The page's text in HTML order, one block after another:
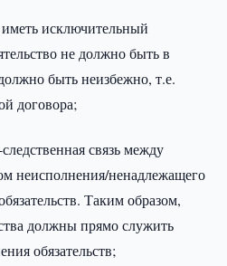
исключительный
не должно быть в
быть неизбежно, т.е.
договора;
связь между
неисполнения/ненадлежащего
Таким образом,
должны прямо служить
обязательств;